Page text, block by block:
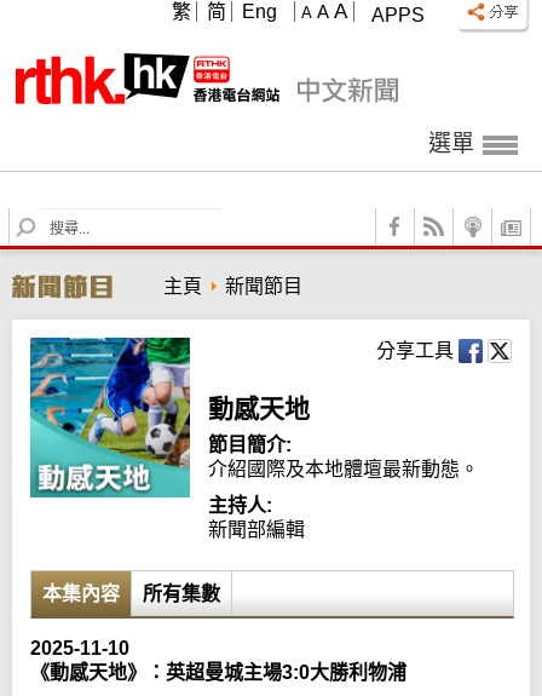
APPS
A A A
繁 简 Eng
選單
S
e
r
c
h
主頁 新聞節目
分享工具
動感天地
節目簡介:
介紹國際及本地體壇最新動態。
主持人:
新聞部編輯
本集內容 所有集數
2025-11-10
《動感天地》：英超曼城主場3:0大勝利物浦